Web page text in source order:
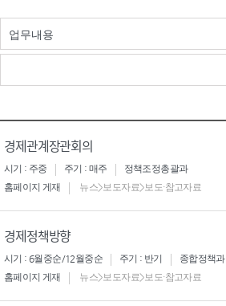
업무내용
경제관계장관회의
시기 : 주중 주기 : 매주
정책조정총괄과
홈페이지 게재
뉴스>보도자료>보도·참고자료
경제정책방향
시기 : 6월중순/12월중순 주기 : 반기
종합정책과
홈페이지 게재
뉴스>보도자료>보도·참고자료